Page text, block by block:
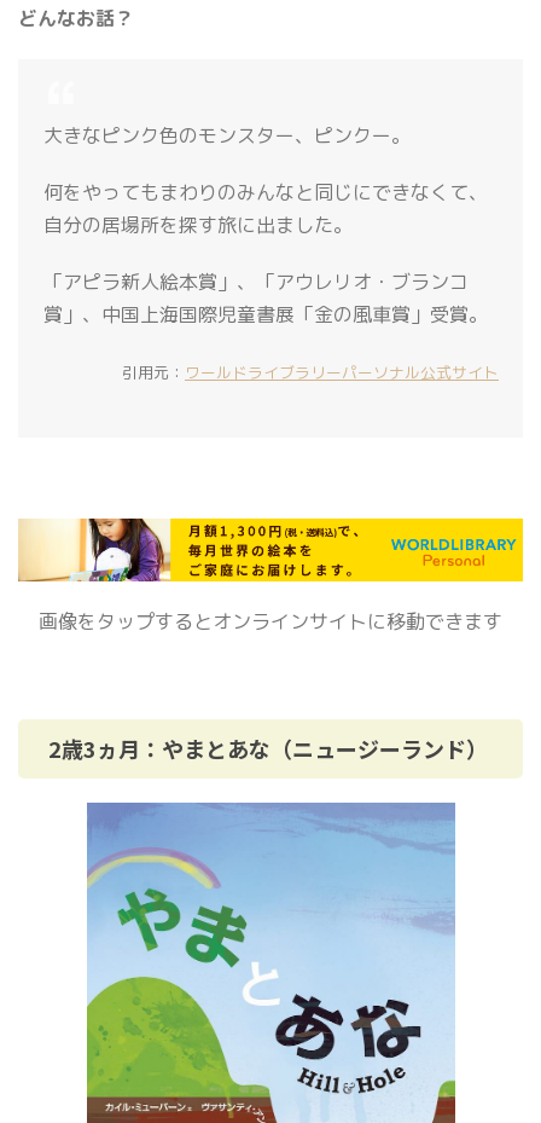
どんなお話？
大きなピンク色のモンスター、ピンクー。
何をやってもまわりのみんなと同じにできなくて、
自分の居場所を探す旅に出ました。
「アピラ新人絵本賞」、「アウレリオ・ブランコ
賞」、中国上海国際児童書展「金の風車賞」受賞。
引用元： ワールドライブラリーパーソナル公式サイト
画像をタップするとオンラインサイトに移動できます
2歳3ヵ月：やまとあな（ニュージーランド）